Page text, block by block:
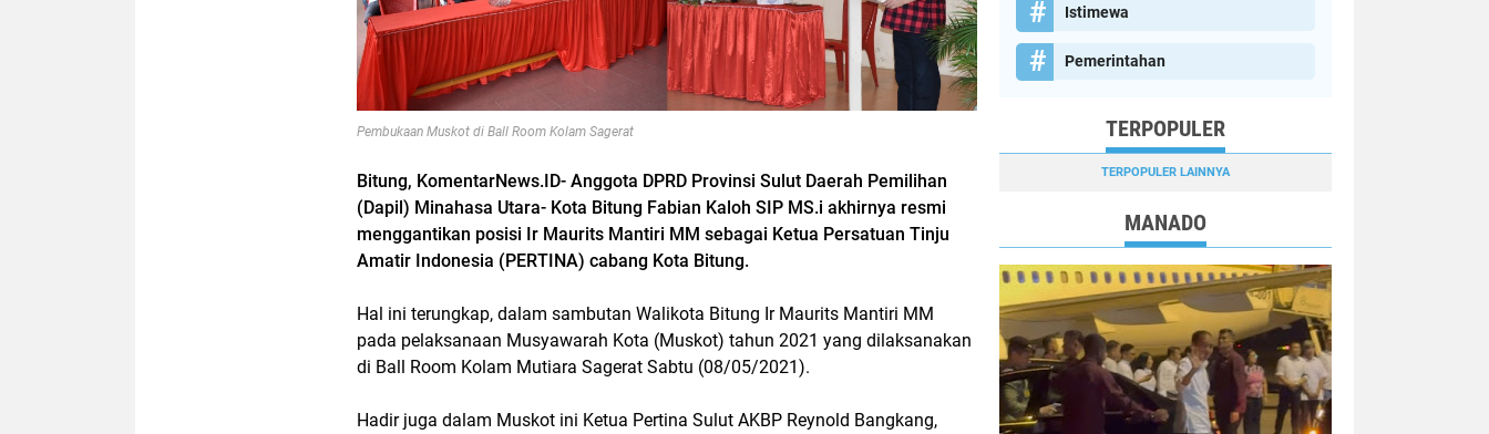
Pembukaan Muskot di Ball Room Kolam Sagerat
Bitung, KomentarNews.ID- Anggota DPRD Provinsi Sulut Daerah Pemilihan
(Dapil) Minahasa Utara- Kota Bitung Fabian Kaloh SIP MS.i akhirnya resmi
menggantikan posisi Ir Maurits Mantiri MM sebagai Ketua Persatuan Tinju
Amatir Indonesia (PERTINA) cabang Kota Bitung.
Hal ini terungkap, dalam sambutan Walikota Bitung Ir Maurits Mantiri MM
pada pelaksanaan Musyawarah Kota (Muskot) tahun 2021 yang dilaksanakan
di Ball Room Kolam Mutiara Sagerat Sabtu (08/05/2021).
Hadir juga dalam Muskot ini Ketua Pertina Sulut AKBP Reynold Bangkang,
Istimewa
Pemerintahan
TERPOPULER
TERPOPULER LAINNYA
MANADO